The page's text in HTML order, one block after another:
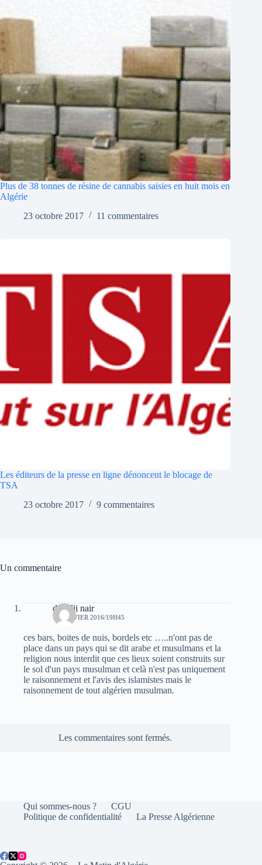
Plus de 38 tonnes de résine de cannabis saisies en huit mois en
Algérie
23 octobre 2017
11 commentaires
Les éditeurs de la presse en ligne dénoncent le blocage de
TSA
23 octobre 2017
9 commentaires
Un commentaire
deradji nair
16 JANVIER 2016/19H45
ces bars, boites de nuis, bordels etc …..n'ont pas de
place dans un pays qui se dit arabe et musulmans et la
religion nous interdit que ces lieux soient construits sur
le sol d'un pays musulman et celà n'est pas uniquement
le raisonnement et l'avis des islamistes mais le
raisonnement de tout algérien musulman.
Les commentaires sont fermés.
Qui sommes-nous ?
CGU
Politique de confidentialité
La Presse Algérienne